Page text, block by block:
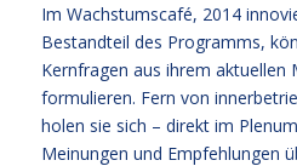
Im Wachstumscafé, 2014
Bestandteil des Programms,
Kernfragen aus ihrem aktuellen
formulieren. Fern von
holen sie sich – direkt im
Meinungen und Empfehlungen